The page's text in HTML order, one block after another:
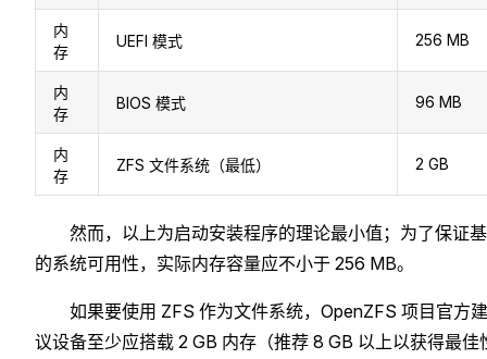
内
存
UEFI 模式 256 MB
内
存
BIOS 模式 96 MB
内
存
ZFS 文件系统（最低） 2 GB
然而，以上为启动安装程序的理论最小值；为了保证
的系统可用性，实际内存容量应不小于 256 MB。
如果要使用 ZFS 作为文件系统，OpenZFS 项目官方建
议设备至少应搭载 2 GB 内存（推荐 8 GB 以上以获得最佳